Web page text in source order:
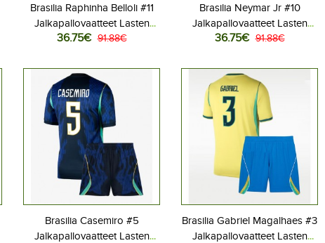
Brasilia Raphinha Belloli #11
Jalkapallovaatteet Lasten
Vieraspeliasu MM-kisat 2026
housut)
36.75€ 91.88€
Brasilia Neymar Jr #10
Jalkapallovaatteet Lasten
Kotipeliasu MM-kisat 2026
housut)
36.75€ 91.88€
Brasilia Casemiro #5
Jalkapallovaatteet Lasten
Brasilia Gabriel Magalhaes #3
Jalkapallovaatteet Lasten